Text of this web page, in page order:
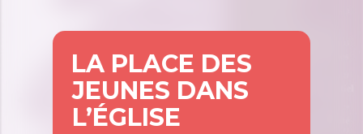
LA PLACE DES
JEUNES DANS
L’ÉGLISE